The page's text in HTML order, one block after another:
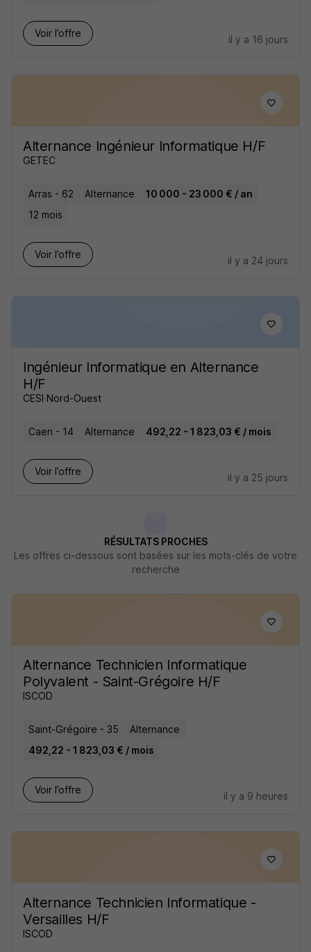
Voir l’offre
il y a 16 jours
Alternance Ingénieur Informatique H/F
GETEC
Arras - 62 Alternance
10 000 - 23 000 € / an
12 mois
Voir l’offre
il y a 24 jours
Ingénieur Informatique en Alternance
H/F
CESI Nord-Ouest
Caen - 14 Alternance 492,22 - 1 823,03 € / mois
Voir l’offre
il y a 25 jours
RÉSULTATS PROCHES
Les offres ci-dessous sont basées sur les mots-clés de votre
recherche
Alternance Technicien Informatique
Polyvalent - Saint-Grégoire H/F
ISCOD
Saint-Grégoire - 35
Alternance
492,22 - 1 823,03 € / mois
Voir l’offre
il y a 9 heures
Alternance Technicien Informatique -
Versailles H/F
ISCOD